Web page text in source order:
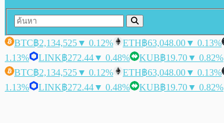
BTC฿2,134,525▼ 0.12% ETH฿63,048.00▼ 0.13%
1.13%
LINK฿272.44▼ 0.48% KUB฿19.70▼ 0.82%
BTC฿2,134,525▼ 0.12% ETH฿63,048.00▼ 0.13%
1.13%
LINK฿272.44▼ 0.48% KUB฿19.70▼ 0.82%